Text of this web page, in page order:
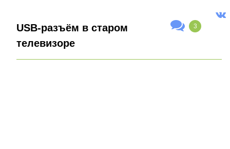
USB-разъём в старом
телевизоре
3